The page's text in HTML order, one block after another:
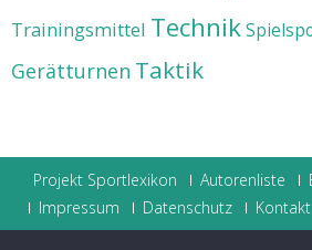
Trainingsmittel Technik
Gerätturnen Taktik
Projekt Sportlexikon Autorenliste
Impressum
Datenschutz Kontakt